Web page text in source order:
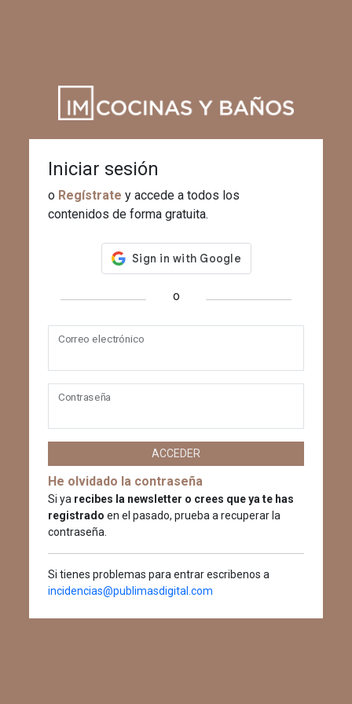
Iniciar sesión
o Regístrate y accede a todos los
contenidos de forma gratuita.
o
Correo electrónico
Contraseña
ACCEDER
He olvidado la contraseña
Si ya recibes la newsletter o crees que ya te has
registrado en el pasado, prueba a recuperar la
contraseña.
Si tienes problemas para entrar escribenos a
incidencias@publimasdigital.com